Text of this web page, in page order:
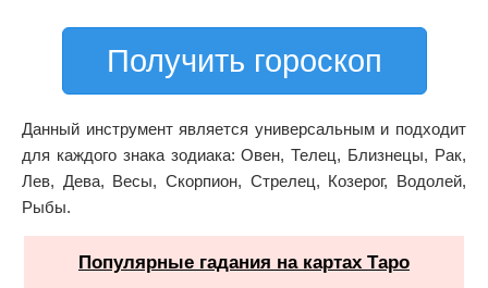
Получить гороскоп
Данный инструмент является универсальным и подходит
для каждого знака зодиака: Овен, Телец, Близнецы, Рак,
Лев, Дева, Весы, Скорпион, Стрелец, Козерог, Водолей,
Рыбы.
Популярные гадания на картах Таро